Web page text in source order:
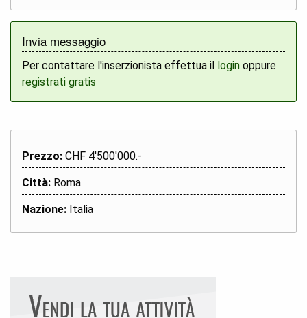
Invia messaggio
Per contattare l'inserzionista effettua il login oppure
registrati gratis
Prezzo: CHF 4'500'000.-
Città: Roma
Nazione: Italia